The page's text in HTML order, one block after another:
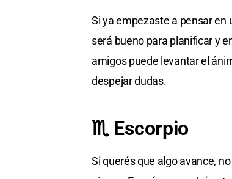
Si ya empezaste a pensar en
será bueno para planificar y
amigos puede levantar el
despejar dudas.
♏ Escorpio
Si querés que algo avance,